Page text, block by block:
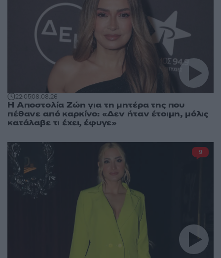
22:0508.08.26
Η Αποστολία Ζώη για τη μητέρα της που
πέθανε από καρκίνο: «Δεν ήταν έτοιμη, μόλις
κατάλαβε τι έχει, έφυγε»
9